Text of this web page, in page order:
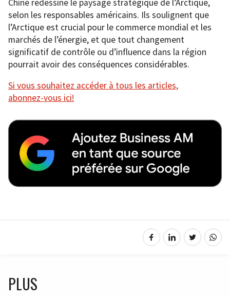
Chine redessine le paysage stratégique de l’Arctique,
selon les responsables américains. Ils soulignent que
l’Arctique est crucial pour le commerce mondial et les
marchés de l’énergie, et que tout changement
significatif de contrôle ou d’influence dans la région
pourrait avoir des conséquences considérables.
Si vous souhaitez accéder à tous les articles,
abonnez-vous ici!
PLUS